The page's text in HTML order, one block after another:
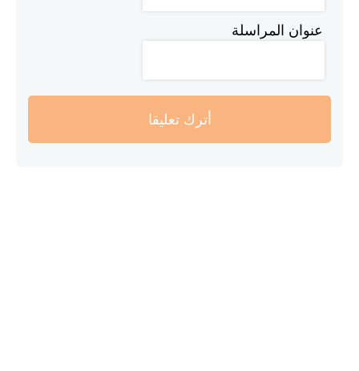
عنوان المراسلة
أترك تعليقا